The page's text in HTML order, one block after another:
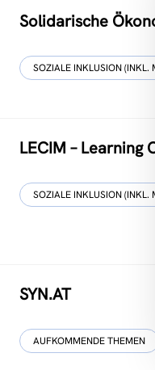
Solidarische
SOZIALE INKLUSION (INKL.
LECIM – Learning
SOZIALE INKLUSION (INKL.
SYN.AT
AUFKOMMENDE THEMEN